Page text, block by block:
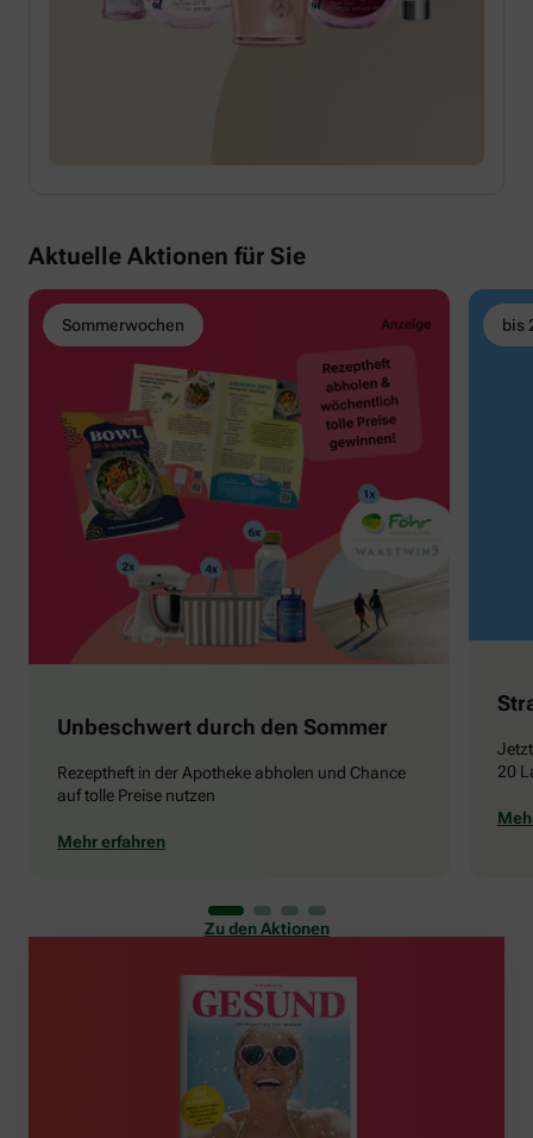
Aktuelle Aktionen für Sie
Sommerwochen
Unbeschwert durch den Sommer
Rezeptheft in der Apotheke abholen und Chance
auf tolle Preise nutzen
Mehr erfahren
bis
20
Zu den Aktionen